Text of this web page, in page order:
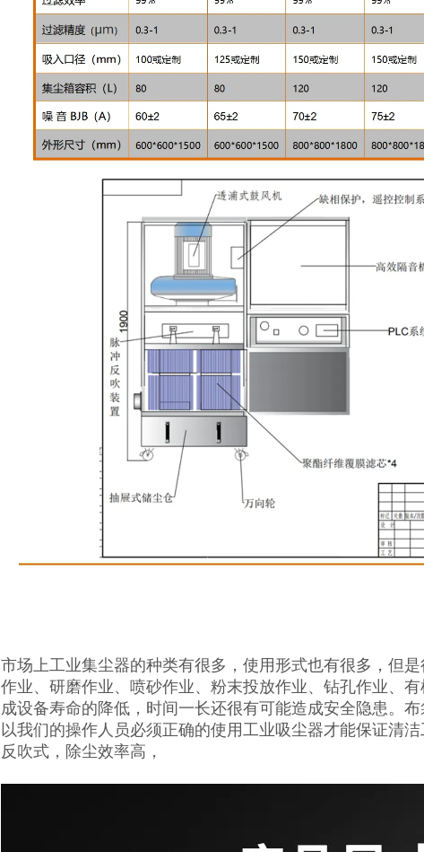
市场上工业集尘器的种类有很多，使用形式也有很多，但
作业、研磨作业、喷砂作业、粉末投放作业、钻孔作业、
成设备寿命的降低，时间一长还很有可能造成安全隐患。
以我们的操作人员必须正确的使用工业吸尘器才能保证清
反吹式，除尘效率高，